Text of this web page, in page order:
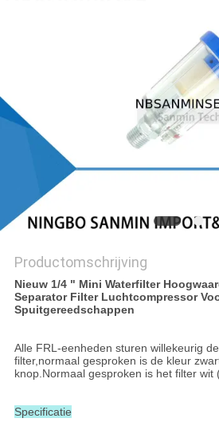
Productomschrijving
Nieuw 1/4 " Mini Waterfilter
Separator Filter Luchtcompressor
Spuitgereedschappen
Alle FRL-eenheden sturen willekeurig
filter,normaal gesproken is de kleur
knop.Normaal gesproken is het filter wit
Specificatie